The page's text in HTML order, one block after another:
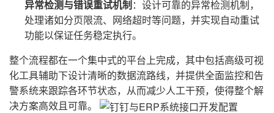
异常检测与错误重试机制：设计可靠的异常检测机制，
处理诸如分页限流、网络超时等问题，并实现自动重试
功能以保证任务稳定执行。
整个流程都在一个集中式的平台上完成，其中包括高级可视
化工具辅助下设计清晰的数据流路线，并提供全面监控和告
警系统来跟踪各环节状态，从而减少人工干预，使得整个解
决方案高效且可靠。